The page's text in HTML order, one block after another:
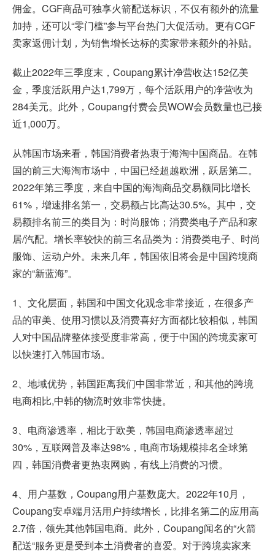
佣金。CGF商品可独享火箭配送标识，不仅有额外的流量
加持，还可以“零门槛”参与平台热门大促活动。更有CGF
卖家返佣计划，为销售增长达标的卖家带来额外的补贴。
截止2022年三季度末，Coupang累计净营收达152亿美
金，季度活跃用户达1,799万，每个活跃用户的净营收为
284美元。此外，Coupang付费会员WOW会员数量也已接
近1,000万。
从韩国市场来看，韩国消费者热衷于海淘中国商品。在韩
国的前三大海淘市场中，中国已经超越欧洲，跃居第二。
2022年第三季度，来自中国的海淘商品交易额同比增长
61%，增速排名第一，交易额占比高达30.5%。其中，交
易额排名前三的类目为：时尚服饰；消费类电子产品和家
居/汽配。增长率较快的前三名品类为：消费类电子、时尚
服饰、运动户外。未来几年，韩国依旧将会是中国跨境商
家的“新蓝海”。
1、文化层面，韩国和中国文化观念非常接近，在很多产
品的审美、使用习惯以及消费喜好方面都比较相似，韩国
人对中国品牌整体接受度非常高，便于中国的跨境卖家可
以快速打入韩国市场。
2、地域优势，韩国距离我们中国非常近，和其他的跨境
电商相比,中韩的物流时效非常快捷。
3、电商渗透率，相比于欧美，韩国电商渗透率超过
30%，互联网普及率达98%，电商市场规模排名全球第
四，韩国消费者更热衷网购，有线上消费的习惯。
4、用户基数，Coupang用户基数庞大。2022年10月，
Coupang安卓端月活用户持续增长，比排名第二的应用高
2.7倍，领先其他韩国电商。此外，Coupang闻名的“火箭
配送“服务更是受到本土消费者的喜爱。对于跨境卖家来